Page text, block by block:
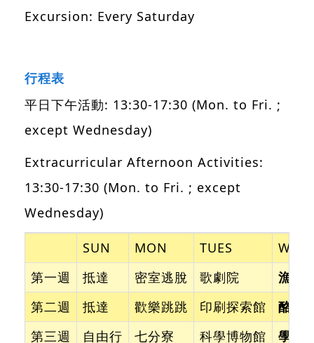
Excursion: Every Saturday
行程表
平日下午活動: 13:30-17:30 (Mon. to Fri. ;
except Wednesday)
Extracurricular Afternoon Activities:
13:30-17:30 (Mon. to Fri. ; except
Wednesday)
SUN MON TUES
WED
第一週
抵達 密室逃脫 歌劇院
漁民
第二週
抵達 歡樂跳跳 印刷探索館
酪農
第三週
自由行 七分寮 科學博物館 學．